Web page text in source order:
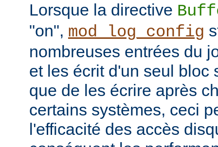
Lorsque la directive
"on", mod_log_config
nombreuses entrées du
et les écrit d'un seul bloc
que de les écrire après
certains systèmes, ceci
l'efficacité des accès